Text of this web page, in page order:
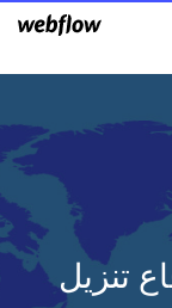
تنزيل